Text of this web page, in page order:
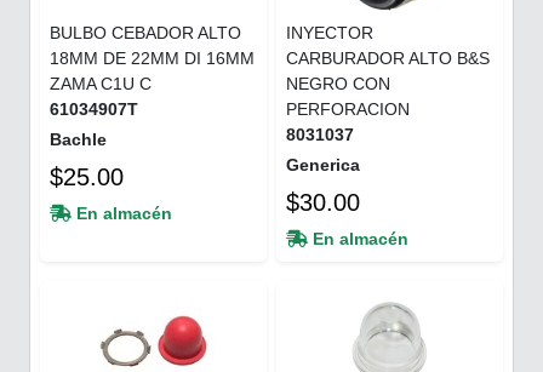
BULBO CEBADOR ALTO
18MM DE 22MM DI 16MM
ZAMA C1U C
61034907T
Bachle
$25.00
En almacén
INYECTOR
CARBURADOR ALTO B&S
NEGRO CON
PERFORACION
8031037
Generica
$30.00
En almacén